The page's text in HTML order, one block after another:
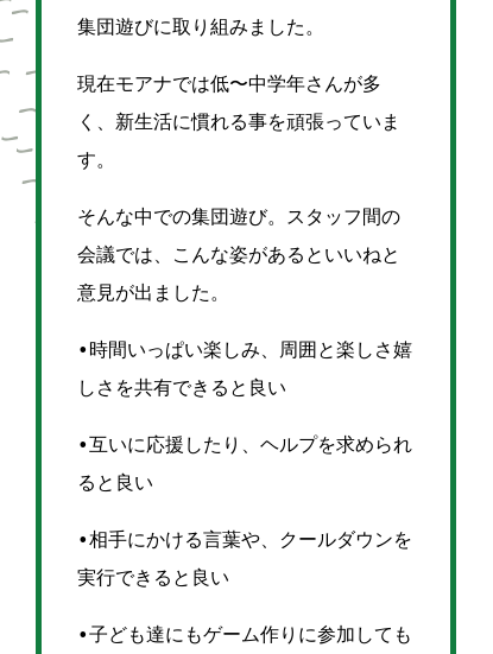
集団遊びに取り組みました。
現在モアナでは低〜中学年さんが多
く、新生活に慣れる事を頑張っていま
す。
そんな中での集団遊び。スタッフ間の
会議では、こんな姿があるといいねと
意見が出ました。
•時間いっぱい楽しみ、周囲と楽しさ嬉
しさを共有できると良い
•互いに応援したり、ヘルプを求められ
ると良い
•相手にかける言葉や、クールダウンを
実行できると良い
•子ども達にもゲーム作りに参加しても